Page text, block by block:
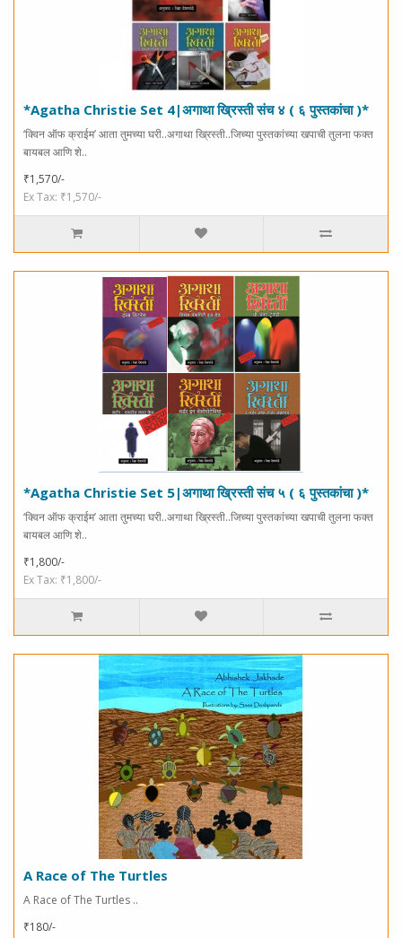
*Agatha Christie Set 4|अगाथा ख्रिस्ती संच ४ ( ६ पुस्तकांचा )*
‘क्विन ऑफ क्राईम’ आता तुमच्या घरी..अगाथा ख्रिस्ती..जिच्या पुस्तकांच्या खपाची तुलना फक्त
बायबल आणि शे..
₹1,570/-
Ex Tax: ₹1,570/-
*Agatha Christie Set 5|अगाथा ख्रिस्ती संच ५ ( ६ पुस्तकांचा )*
‘क्विन ऑफ क्राईम’ आता तुमच्या घरी..अगाथा ख्रिस्ती..जिच्या पुस्तकांच्या खपाची तुलना फक्त
बायबल आणि शे..
₹1,800/-
Ex Tax: ₹1,800/-
A Race of The Turtles
A Race of The Turtles ..
₹180/-